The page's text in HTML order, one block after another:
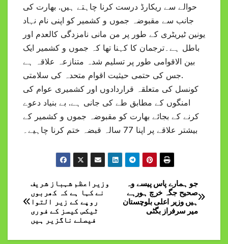
حوالے سے ریکارڈ درست کرنا چاہتے ہیں. بھارت کی
جانب سے مقبوضہ جموں و کشمیر کو اپنی نام نہاد
یونین ٹیریٹری کے طور پر من مانی نامزدگی کالعدم اور
باطل ہے۔ترجمان کا کہنا تھا کہ جموں و کشمیر ایک
بین الاقوامی طور پر تسلیم شدہ متنازعہ علاقہ ہے
.جس کی حتمی حیثیت اقوام متحدہ کی سلامتی
کونسل کی متعلقہ قراردادوں اور کشمیری عوام کی
امنگوں کے مطابق طے کی جانی ہے. بے بنیاد دعوے
کرنے کے بجائے بھارت کو مقبوضہ جموں و کشمیر کے
بیشتر علاقے پر اپنا 77 سالہ قبضہ ختم کرنا چاہیے۔
Post
navigation
جو ہمارے پاس پیسے وہ
صحیح جگہ خرچ ہورہے
ہیں وزیر اعلی بلوچستان
میر سرفراز بگٹی
وزیراعظم شہباز شریف
نے کہا ہے کہ کھربوں
روپے کے زیر التوا
ٹیکس کیسز کے فوری
فیصلے ناگزیر ہیں